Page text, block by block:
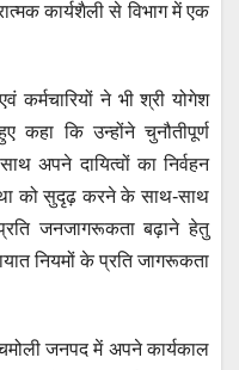
कार्यशैली से विभाग में एक
कर्मचारियों ने भी श्री योगेश
कि उन्होंने चुनौतीपूर्ण
अपने दायित्वों का निर्वहन
को सुदृढ़ करने के साथ-साथ
जनजागरूकता बढ़ाने हेतु
नियमों के प्रति जागरूकता
जनपद में अपने कार्यकाल